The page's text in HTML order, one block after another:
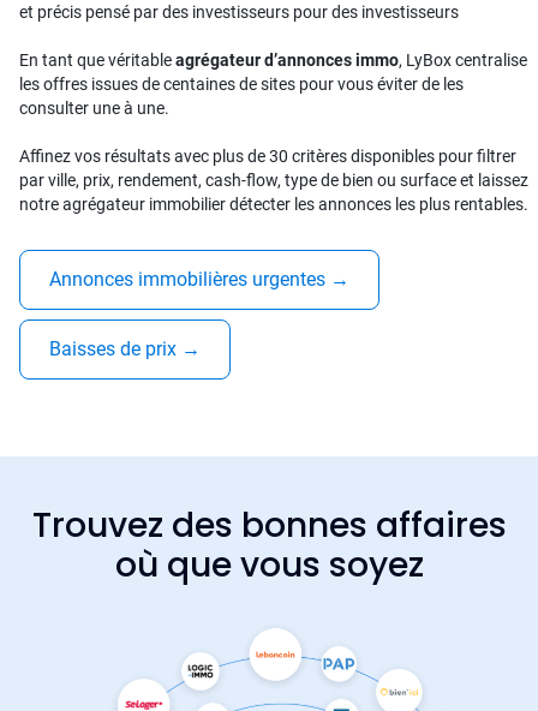
et précis pensé par des investisseurs pour des investisseurs
En tant que véritableagrégateur d’annonces immo, LyBox centralise
les offres issues de centaines de sites pour vous éviter de les
consulter une à une.
Affinez vos résultats avec plus de 30 critères disponibles pour filtrer
par ville, prix, rendement, cash-flow, type de bien ou surface et laissez
notre agrégateur immobilier détecter les annonces les plus rentables.
Annonces immobilières urgentes →
Baisses de prix →
Trouvez des bonnes affaires
où que vous soyez